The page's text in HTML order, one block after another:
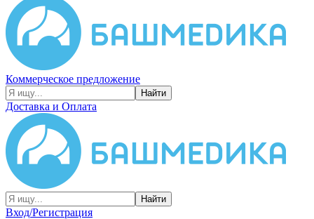
Коммерческое предложение
Найти
Доставка и Оплата
Найти
Вход/Регистрация